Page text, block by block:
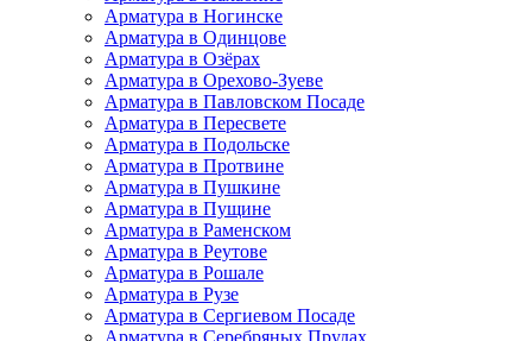
Арматура в Ногинске
Арматура в Одинцове
Арматура в Озёрах
Арматура в Орехово-Зуеве
Арматура в Павловском Посаде
Арматура в Пересвете
Арматура в Подольске
Арматура в Протвине
Арматура в Пушкине
Арматура в Пущине
Арматура в Раменском
Арматура в Реутове
Арматура в Рошале
Арматура в Рузе
Арматура в Сергиевом Посаде
Арматура в Серебряных Прудах